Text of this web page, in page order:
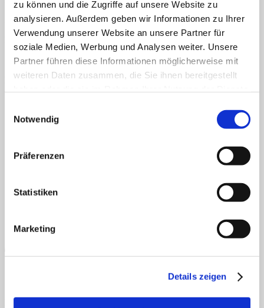
zu können und die Zugriffe auf unsere Website zu
analysieren. Außerdem geben wir Informationen zu Ihrer
Verwendung unserer Website an unsere Partner für
soziale Medien, Werbung und Analysen weiter. Unsere
Partner führen diese Informationen möglicherweise mit
weiteren Daten zusammen, die Sie ihnen bereitgestellt
Notwendig
Präferenzen
Statistiken
Marketing
Details zeigen
Archiv
Keine Kategorien
Meta
Kommentar-Feed
AGB Datenschutz
Zahlungsweisen
PayPal